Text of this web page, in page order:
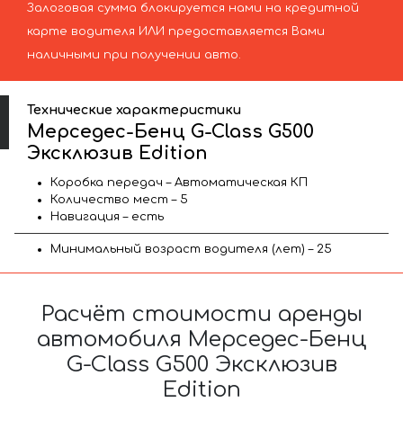
Залоговая сумма блокируется нами на кредитной
карте водителя ИЛИ предоставляется Вами
наличными при получении авто.
Технические характеристики
Мерседес-Бенц G-Class G500
Эксклюзив Edition
Коробка передач – Автоматическая КП
Количество мест – 5
Навигация – есть
Минимальный возраст водителя (лет) – 25
Расчёт стоимости аренды
автомобиля Мерседес-Бенц
G-Class G500 Эксклюзив
Edition